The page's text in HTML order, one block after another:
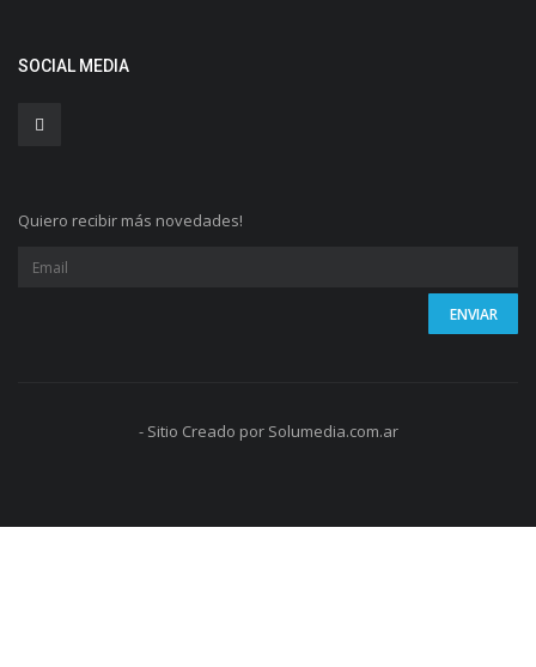
SOCIAL MEDIA
Quiero recibir más novedades!
- Sitio Creado por Solumedia.com.ar